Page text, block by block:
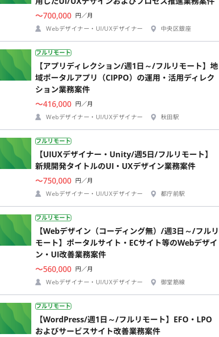
〜700,000 円／月
Webデザイナー・UI/UXデザイナー
中央区銀座
フルリモート
【アプリディレクション/週1日～/フルリモート】地
域ポータルアプリ（CIPPO）の運用・活用ディレク
ション業務案件
〜416,000 円／月
Webデザイナー・UI/UXデザイナー
秋田駅
フルリモート
【UIUXデザイナー・Unity/週5日/フルリモート】
新規開発タイトルのUI・UXデザイン業務案件
〜750,000 円／月
Webデザイナー・UI/UXデザイナー
都庁前駅
フルリモート
【Webデザイン（コーディング無）/週3日～/フルリ
モート】ポータルサイト・ECサイト等のWebデザイ
ン・UI改善業務案件
〜560,000 円／月
Webデザイナー・UI/UXデザイナー
御堂筋線
フルリモート
【WordPress/週1日～/フルリモート】EFO・LPO
およびサービスサイト改善業務案件